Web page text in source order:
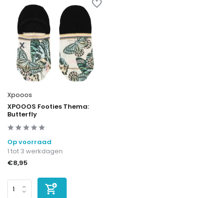
Xpooos
XPOOOS Footies Thema:
Butterfly
Op voorraad
1 tot 3 werkdagen
€8,95